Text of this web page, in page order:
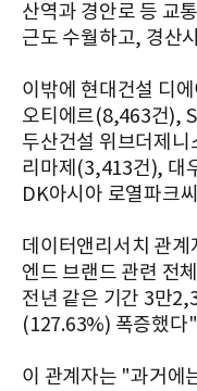
산역과 경안로 등 교
근도 수월하고, 경산
이밖에 현대건설 디
오티에르(8,463건),
두산건설 위브더제
리마제(3,413건), 대
DK아시아 로열파크
데이터앤리서치 관계
엔드 브랜드 관련 전
전년 같은 기간 3만
(127.63%) 폭증했다
이 관계자는 "과거에